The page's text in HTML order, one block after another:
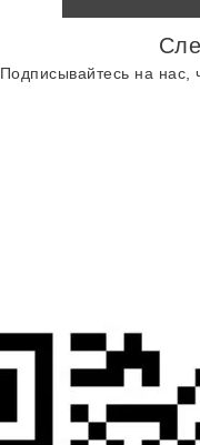
Подписывайтесь на нас,